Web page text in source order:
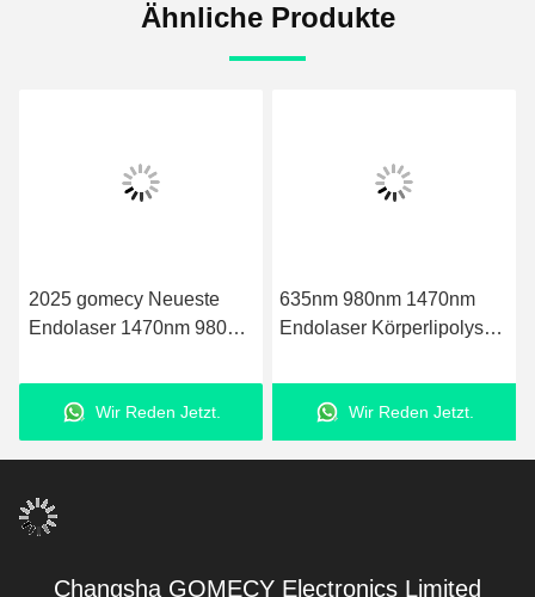
Ähnliche Produkte
2025 gomecy Neueste
Endolaser 1470nm 980nm
Gesichtsstraffung
Fettabsaugungsmaschine
Wir Reden Jetzt.
635nm 980nm 1470nm
Endolaser Körperlipolyse
Fettabbau Körperkontur
und Hautverengung mit
Präzisionslasertechnologie
Wir Reden Jetzt.
Changsha GOMECY Electronics Limited